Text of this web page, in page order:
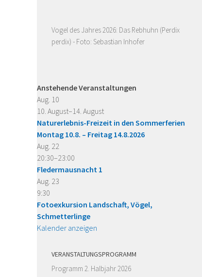
Vogel des Jahres 2026: Das Rebhuhn (Perdix
perdix) - Foto: Sebastian Inhofer
Anstehende Veranstaltungen
Aug. 10
10. August–14. August
Naturerlebnis-Freizeit in den Sommerferien
Montag 10.8. – Freitag 14.8.2026
Aug. 22
20:30–23:00
Fledermausnacht 1
Aug. 23
9:30
Fotoexkursion Landschaft, Vögel,
Schmetterlinge
Kalender anzeigen
VERANSTALTUNGSPROGRAMM
Programm 2. Halbjahr 2026